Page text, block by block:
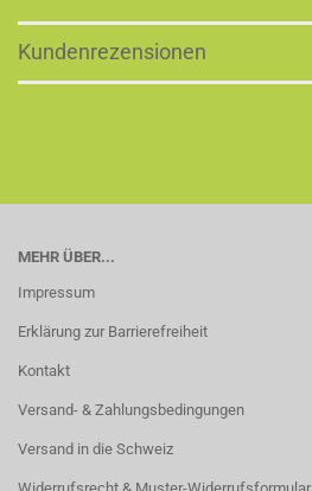
Kundenrezensionen
MEHR ÜBER...
Impressum
Erklärung zur Barrierefreiheit
Kontakt
Versand- & Zahlungsbedingungen
Versand in die Schweiz